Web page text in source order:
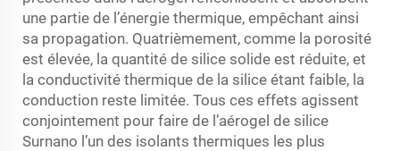
une partie de l’énergie thermique, empêchant ainsi
sa propagation. Quatrièmement, comme la porosité
est élevée, la quantité de silice solide est réduite, et
la conductivité thermique de la silice étant faible, la
conduction reste limitée. Tous ces effets agissent
conjointement pour faire de l’aérogel de silice
Surnano l’un des isolants thermiques les plus